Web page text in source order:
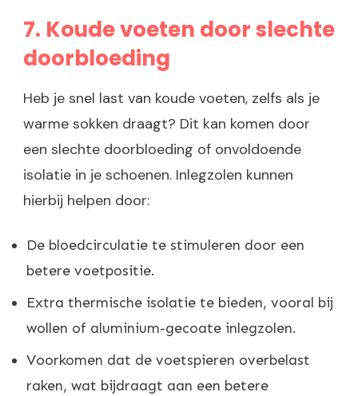
7. Koude voeten door slechte
doorbloeding
Heb je snel last van koude voeten, zelfs als je
warme sokken draagt? Dit kan komen door
een slechte doorbloeding of onvoldoende
isolatie in je schoenen. Inlegzolen kunnen
hierbij helpen door:
De bloedcirculatie te stimuleren door een
betere voetpositie.
Extra thermische isolatie te bieden, vooral bij
wollen of aluminium-gecoate inlegzolen.
Voorkomen dat de voetspieren overbelast
raken, wat bijdraagt aan een betere